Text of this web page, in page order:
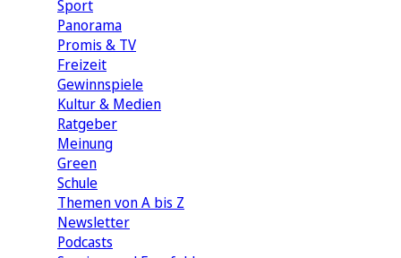
Sport
Panorama
Promis & TV
Freizeit
Gewinnspiele
Kultur & Medien
Ratgeber
Meinung
Green
Schule
Themen von A bis Z
Newsletter
Podcasts